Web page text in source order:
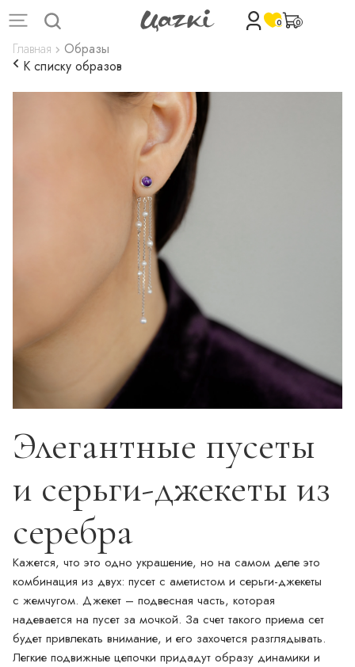
0 0
Главная
Образы
К списку образов
Элегантные пусеты
и серьги-джекеты из
серебра
Кажется, что это одно украшение, но на самом деле это
комбинация из двух: пусет с аметистом и серьги-джекеты
с жемчугом. Джекет – подвесная часть, которая
надевается на пусет за мочкой. За счет такого приема сет
будет привлекать внимание, и его захочется разглядывать.
Легкие подвижные цепочки придадут образу динамики и